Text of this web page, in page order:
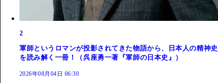
2
軍師というロマンが投影されてきた物語から、日本人の精神史
を読み解く一冊！（呉座勇一著『軍師の日本史』）
2026年08月04日 06:30